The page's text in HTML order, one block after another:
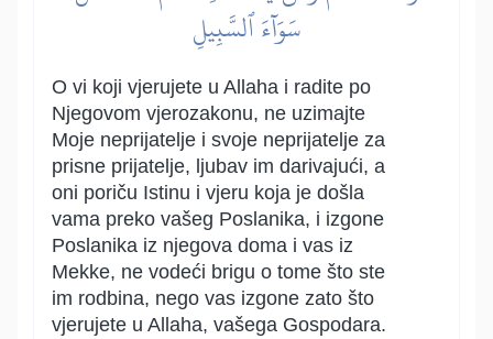
سَوَآءَ ٱلسَّبِيلِ
O vi koji vjerujete u Allaha i radite po
Njegovom vjerozakonu, ne uzimajte
Moje neprijatelje i svoje neprijatelje za
prisne prijatelje, ljubav im darivajući, a
oni poriču Istinu i vjeru koja je došla
vama preko vašeg Poslanika, i izgone
Poslanika iz njegova doma i vas iz
Mekke, ne vodeći brigu o tome što ste
im rodbina, nego vas izgone zato što
vjerujete u Allaha, vašega Gospodara.